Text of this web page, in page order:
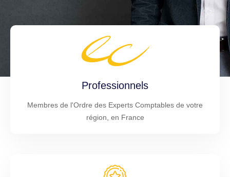
Professionnels
Membres de l'Ordre des Experts Comptables de votre
région, en France